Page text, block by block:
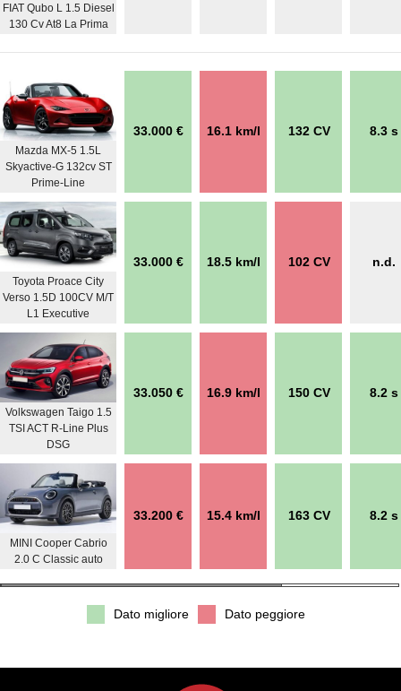
FIAT Qubo L 1.5 Diesel
130 Cv At8 La Prima
Mazda MX-5 1.5L
Skyactive-G 132cv ST
Prime-Line
33.000 € 16.1 km/l 132 CV 8.3 s
Toyota Proace City
Verso 1.5D 100CV M/T
L1 Executive
33.000 € 18.5 km/l 102 CV n.d.
Volkswagen Taigo 1.5
TSI ACT R-Line Plus
DSG
33.050 € 16.9 km/l 150 CV 8.2 s
MINI Cooper Cabrio
2.0 C Classic auto
33.200 € 15.4 km/l 163 CV 8.2 s
Dato migliore Dato peggiore